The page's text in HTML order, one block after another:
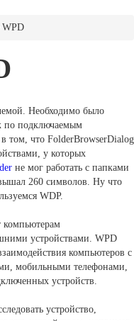
WPD
Необходимо было
по подключаемым
том, что FolderBrowserDialog
у которых
не мог работать с папками
260 символов. Ну что
WDP.
компьютерам
устройствами. WPD
компьютеров с
мобильными телефонами,
устройств.
устройство,